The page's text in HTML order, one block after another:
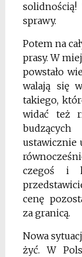
sprawy.
Potem na
prasy. W
powstało
walają się
takiego,
widać też
ustawicznie
czegoś i
cenę
za granicą.
Nowa
żyć. W